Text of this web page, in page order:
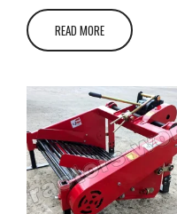
READ MORE